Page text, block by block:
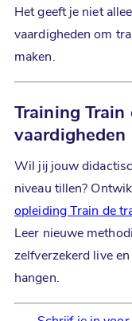
Het geeft je niet
vaardigheden om
maken.
Training
vaardigheden
Wil jij jouw
niveau tillen?
opleiding Train de
Leer nieuwe
zelfverzekerd live
hangen.